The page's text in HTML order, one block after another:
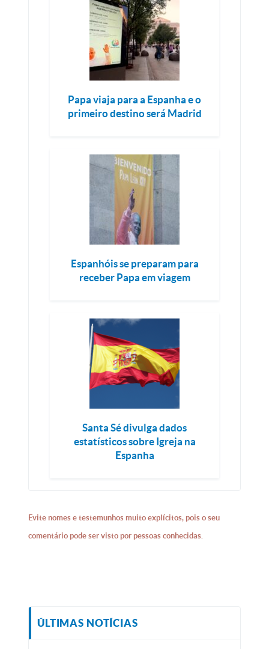
Papa viaja para a Espanha e o
primeiro destino será Madrid
Espanhóis se preparam para
receber Papa em viagem
Santa Sé divulga dados
estatísticos sobre Igreja na
Espanha
Evite nomes e testemunhos muito explícitos, pois o seu
comentário pode ser visto por pessoas conhecidas.
ÚLTIMAS NOTÍCIAS